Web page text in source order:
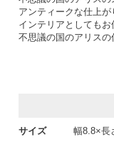
アンティークな仕上が
インテリアとしてもお
不思議の国のアリスの
サイズ 幅8.8×長